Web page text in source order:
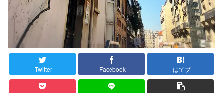
Twitter Facebook はてブ